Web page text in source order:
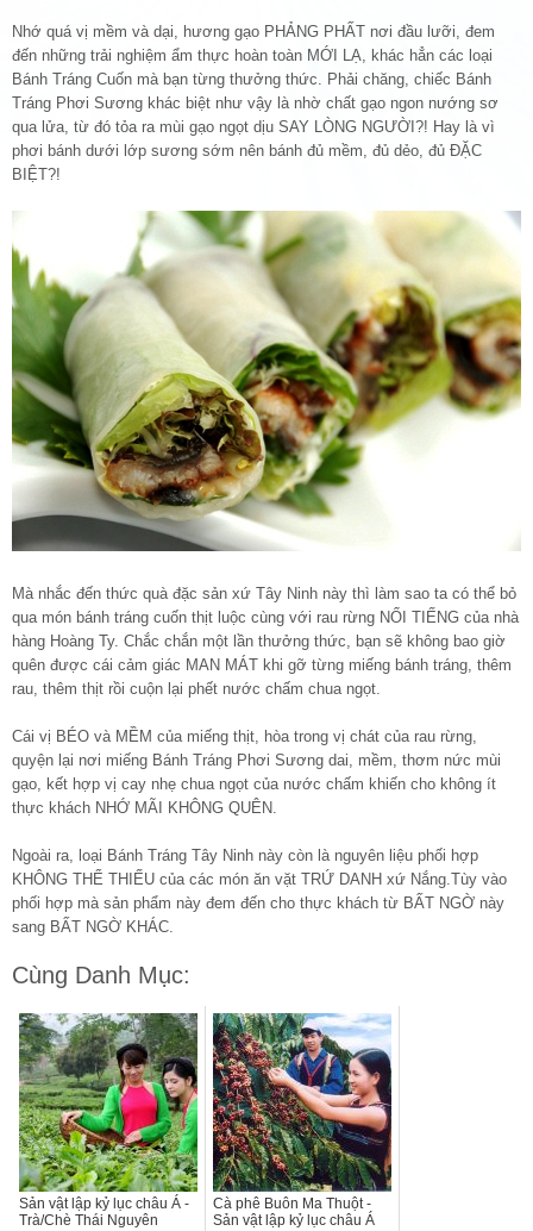
Nhớ quá vị mềm và dại, hương gạo PHẢNG PHẤT nơi đầu lưỡi, đem
đến những trải nghiệm ẩm thực hoàn toàn MỚI LẠ, khác hẳn các loại
Bánh Tráng Cuốn mà bạn từng thưởng thức. Phải chăng, chiếc Bánh
Tráng Phơi Sương khác biệt như vậy là nhờ chất gạo ngon nướng sơ
qua lửa, từ đó tỏa ra mùi gạo ngọt dịu SAY LÒNG NGƯỜI?! Hay là vì
phơi bánh dưới lớp sương sớm nên bánh đủ mềm, đủ dẻo, đủ ĐẶC
BIỆT?!
Mà nhắc đến thức quà đặc sản xứ Tây Ninh này thì làm sao ta có thể bỏ
qua món bánh tráng cuốn thịt luộc cùng với rau rừng NỔI TIẾNG của nhà
hàng Hoàng Ty. Chắc chắn một lần thưởng thức, bạn sẽ không bao giờ
quên được cái cảm giác MAN MÁT khi gỡ từng miếng bánh tráng, thêm
rau, thêm thịt rồi cuộn lại phết nước chấm chua ngọt.
Cái vị BÉO và MỀM của miếng thịt, hòa trong vị chát của rau rừng,
quyện lại nơi miếng Bánh Tráng Phơi Sương dai, mềm, thơm nức mùi
gạo, kết hợp vị cay nhẹ chua ngọt của nước chấm khiến cho không ít
thực khách NHỚ MÃI KHÔNG QUÊN.
Ngoài ra, loại Bánh Tráng Tây Ninh này còn là nguyên liệu phối hợp
KHÔNG THỂ THIẾU của các món ăn vặt TRỨ DANH xứ Nắng.Tùy vào
phối hợp mà sản phẩm này đem đến cho thực khách từ BẤT NGỜ này
sang BẤT NGỜ KHÁC.
Cùng Danh Mục:
Sản vật lập kỷ lục châu Á -
Trà/Chè Thái Nguyên
Cà phê Buôn Ma Thuột -
Sản vật lập kỷ lục châu Á